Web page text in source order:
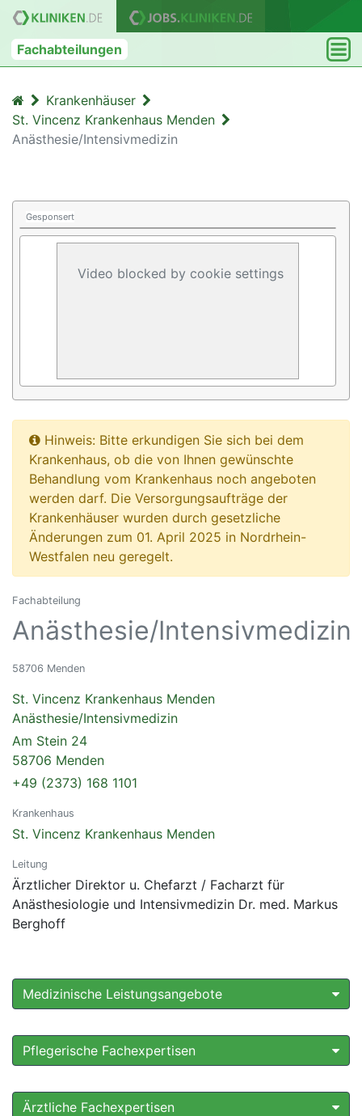
Fachabteilungen
Krankenhäuser
St. Vincenz Krankenhaus Menden
Anästhesie/Intensivmedizin
Gesponsert
Video blocked by cookie settings
Hinweis: Bitte erkundigen Sie sich bei dem
Krankenhaus, ob die von Ihnen gewünschte
Behandlung vom Krankenhaus noch angeboten
werden darf. Die Versorgungsaufträge der
Krankenhäuser wurden durch gesetzliche
Änderungen zum 01. April 2025 in Nordrhein-
Westfalen neu geregelt.
Fachabteilung
Anästhesie/Intensivmedizin
58706 Menden
St. Vincenz Krankenhaus Menden
Anästhesie/Intensivmedizin
Am Stein 24
58706 Menden
+49 (2373) 168 1101
Krankenhaus
St. Vincenz Krankenhaus Menden
Leitung
Ärztlicher Direktor u. Chefarzt / Facharzt für
Anästhesiologie und Intensivmedizin Dr. med. Markus
Berghoff
Medizinische Leistungsangebote
Pflegerische Fachexpertisen
Ärztliche Fachexpertisen